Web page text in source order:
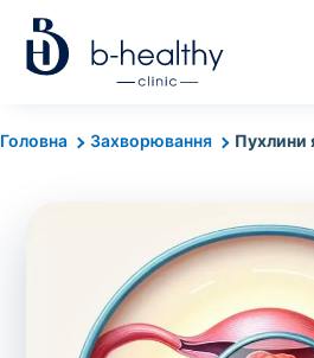
Головна Захворювання Пухлини
Аналізи
Вартість забору крові - 50
Вартість забору